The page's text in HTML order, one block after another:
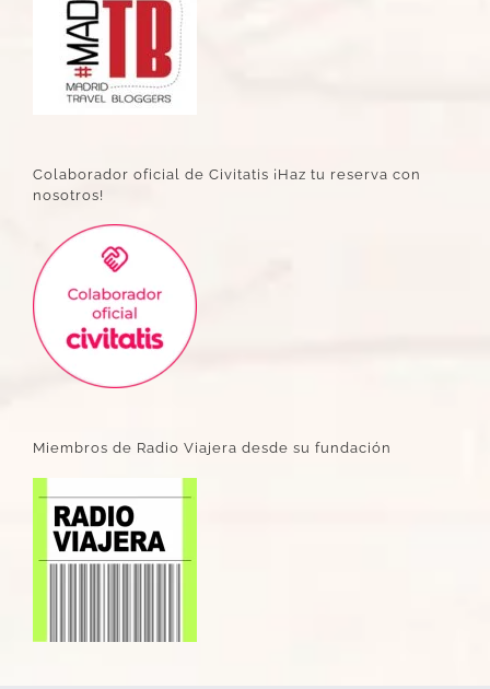
Colaborador oficial de Civitatis ¡Haz tu reserva con
nosotros!
Miembros de Radio Viajera desde su fundación